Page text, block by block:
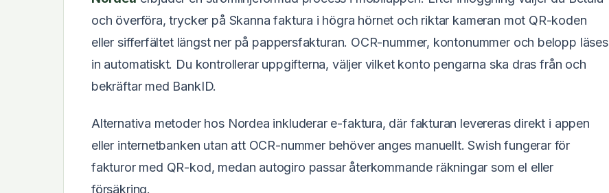
och överföra, trycker på Skanna faktura i högra hörnet och riktar kameran mot QR-koden
eller sifferfältet längst ner på pappersfakturan. OCR-nummer, kontonummer och belopp läses
in automatiskt. Du kontrollerar uppgifterna, väljer vilket konto pengarna ska dras från och
bekräftar med BankID.
Alternativa metoder hos Nordea inkluderar e-faktura, där fakturan levereras direkt i appen
eller internetbanken utan att OCR-nummer behöver anges manuellt. Swish fungerar för
fakturor med QR-kod, medan autogiro passar återkommande räkningar som el eller
försäkring.